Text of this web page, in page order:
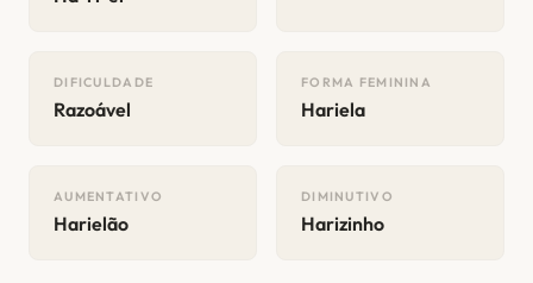
DIFICULDADE
Razoável
FORMA FEMININA
Hariela
AUMENTATIVO
Harielão
DIMINUTIVO
Harizinho